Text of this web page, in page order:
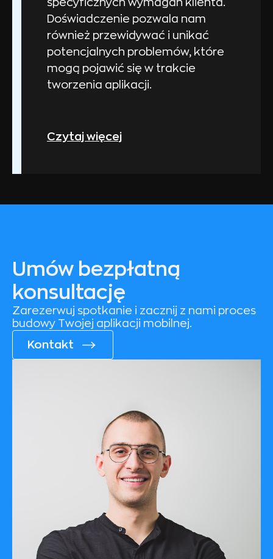
specyficznych wymagań klienta.
Doświadczenie pozwala nam
również przewidywać i unikać
potencjalnych problemów, które
mogą pojawić się w trakcie
tworzenia aplikacji.
Czytaj więcej
Umów bezpłatną
konsultację
Zarezerwuj spotkanie i zacznij z nami proces
budowy Twojej aplikacji mobilnej.
Kontakt